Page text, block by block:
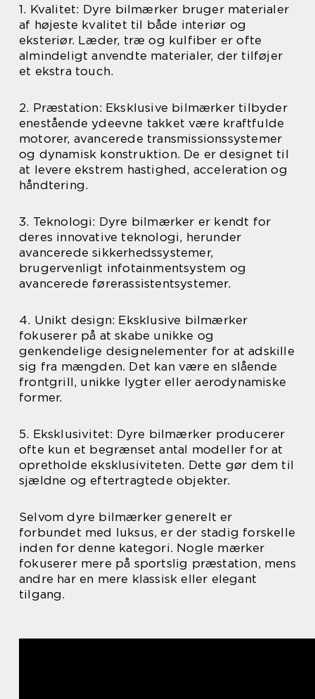
1. Kvalitet: Dyre bilmærker bruger materialer
af højeste kvalitet til både interiør og
eksteriør. Læder, træ og kulfiber er ofte
almindeligt anvendte materialer, der tilføjer
et ekstra touch.
2. Præstation: Eksklusive bilmærker tilbyder
enestående ydeevne takket være kraftfulde
motorer, avancerede transmissionssystemer
og dynamisk konstruktion. De er designet til
at levere ekstrem hastighed, acceleration og
håndtering.
3. Teknologi: Dyre bilmærker er kendt for
deres innovative teknologi, herunder
avancerede sikkerhedssystemer,
brugervenligt infotainmentsystem og
avancerede førerassistentsystemer.
4. Unikt design: Eksklusive bilmærker
fokuserer på at skabe unikke og
genkendelige designelementer for at adskille
sig fra mængden. Det kan være en slående
frontgrill, unikke lygter eller aerodynamiske
former.
5. Eksklusivitet: Dyre bilmærker producerer
ofte kun et begrænset antal modeller for at
opretholde eksklusiviteten. Dette gør dem til
sjældne og eftertragtede objekter.
Selvom dyre bilmærker generelt er
forbundet med luksus, er der stadig forskelle
inden for denne kategori. Nogle mærker
fokuserer mere på sportslig præstation, mens
andre har en mere klassisk eller elegant
tilgang.